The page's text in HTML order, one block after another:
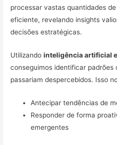
processar vastas quantidades
eficiente, revelando insights
decisões estratégicas.
Utilizandointeligência artificial
conseguimos identificar
passariam despercebidos. Isso
Antecipar tendências de
Responder de forma
emergentes